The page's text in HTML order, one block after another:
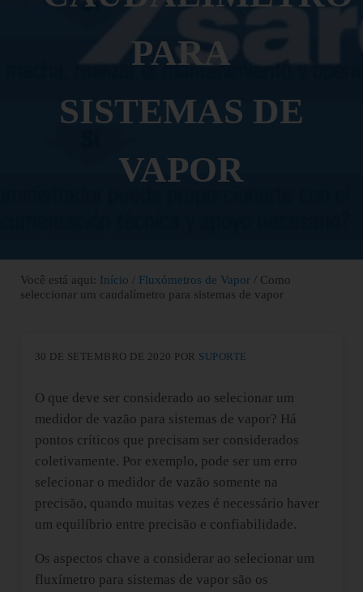
PARA
SISTEMAS DE
VAPOR
Você está aqui: Início / Fluxómetros de Vapor / Como
seleccionar um caudalímetro para sistemas de vapor
30 DE SETEMBRO DE 2020 POR SUPORTE
O que deve ser considerado ao selecionar um
medidor de vazão para sistemas de vapor? Há
pontos críticos que precisam ser considerados
coletivamente. Por exemplo, pode ser um erro
selecionar o medidor de vazão somente na
precisão, quando muitas vezes é necessário haver
um equilíbrio entre precisão e confiabilidade.
Os aspectos chave a considerar ao selecionar um
fluxímetro para sistemas de vapor são os